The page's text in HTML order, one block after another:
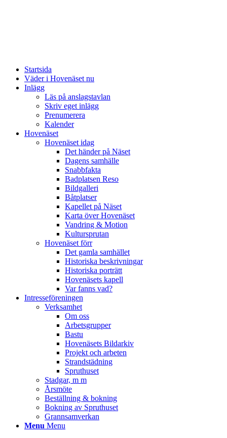
Startsida
Väder i Hovenäset nu
Inlägg
Läs på anslagstavlan
Skriv eget inlägg
Prenumerera
Kalender
Hovenäset
Hovenäset idag
Det händer på Näset
Dagens samhälle
Snabbfakta
Badplatsen Reso
Bildgalleri
Båtplatser
Kapellet på Näset
Karta över Hovenäset
Vandring & Motion
Kultursprutan
Hovenäset förr
Det gamla samhället
Historiska beskrivningar
Historiska porträtt
Hovenäsets kapell
Var fanns vad?
Intresseföreningen
Verksamhet
Om oss
Arbetsgrupper
Bastu
Hovenäsets Bildarkiv
Projekt och arbeten
Strandstädning
Spruthuset
Stadgar, m m
Årsmöte
Beställning & bokning
Bokning av Spruthuset
Grannsamverkan
Menu Menu